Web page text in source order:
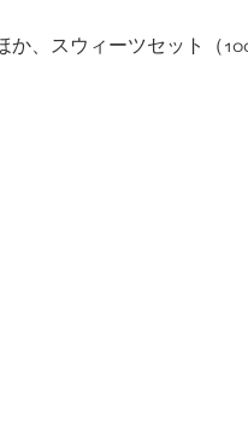
、スウィーツセット（